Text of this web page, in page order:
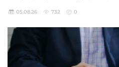
05.08.26 732 0